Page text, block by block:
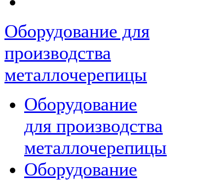
Оборудование для
производства
металлочерепицы
Оборудование
для производства
металлочерепицы
Оборудование